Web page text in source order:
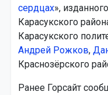
сердцах»,
Карасукского
Карасукского
Андрей Рожков,
Краснозёрского
Ранее Горсайт